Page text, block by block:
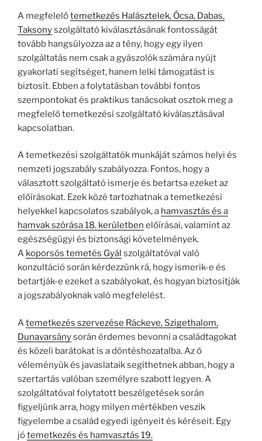
A megfelelőtemetkezés Halásztelek, Ócsa, Dabas,
Taksonyszolgáltató kiválasztásának fontosságát
tovább hangsúlyozza az a tény, hogy egy ilyen
szolgáltatás nem csak a gyászolók számára nyújt
gyakorlati segítséget, hanem lelki támogatást is
biztosít. Ebben a folytatásban további fontos
szempontokat és praktikus tanácsokat osztok meg a
megfelelő temetkezési szolgáltató kiválasztásával
kapcsolatban.
A temetkezési szolgáltatók munkáját számos helyi és
nemzeti jogszabály szabályozza. Fontos, hogy a
választott szolgáltató ismerje és betartsa ezeket az
előírásokat. Ezek közé tartozhatnak a temetkezési
helyekkel kapcsolatos szabályok, a hamvasztás és a
hamvak szórása 18. kerületben előírásai, valamint az
egészségügyi és biztonsági követelmények.
A koporsós temetés Gyál szolgáltatóval való
konzultáció során kérdezzünk rá, hogy ismerik-e és
betartják-e ezeket a szabályokat, és hogyan biztosítják
a jogszabályoknak való megfelelést.
Atemetkezés szervezése Ráckeve, Szigethalom,
Dunavarsánysorán érdemes bevonni a családtagokat
és közeli barátokat is a döntéshozatalba. Az ő
véleményük és javaslataik segíthetnek abban, hogy a
szertartás valóban személyre szabott legyen. A
szolgáltatóval folytatott beszélgetések során
figyeljünk arra, hogy milyen mértékben veszik
figyelembe a család egyedi igényeit és kéréseit. Egy
jótemetkezés és hamvasztás 19.